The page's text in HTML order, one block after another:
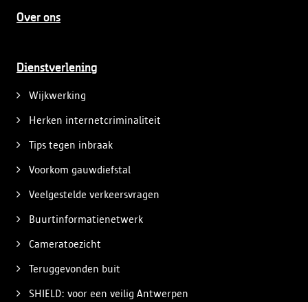
Over ons
Dienstverlening
Wijkwerking
Herken internetcriminaliteit
Tips tegen inbraak
Voorkom gauwdiefstal
Veelgestelde verkeersvragen
Buurtinformatienetwerk
Cameratoezicht
Teruggevonden buit
SHIELD: voor een veilig Antwerpen